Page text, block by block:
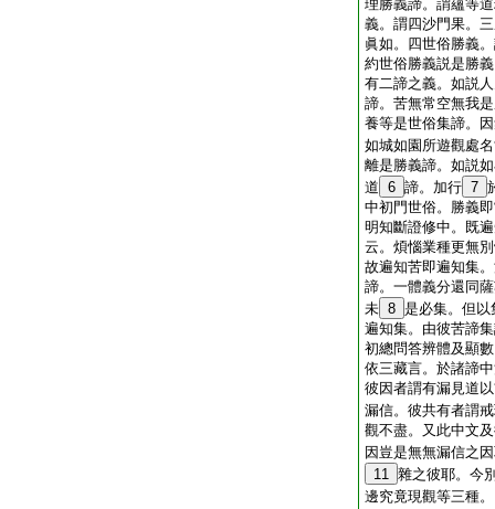
理勝義諦。謂蘊等
義。謂四沙門果。
眞如。四世俗勝義
約世俗勝義説是勝
有二諦之義。如説
諦。苦無常空無我
養等是世俗集諦。
如城如園所遊觀處
離是勝義諦。如説
道 6 諦。加行 7
中初門世俗。勝義
明知斷證修中。既
云。煩惱業種更無
故遍知苦即遍知集
諦。一體義分還同
未 8 是必集。但以
遍知集。由彼苦諦
初總問答辨體及顯
依三藏言。於諸諦
彼因者謂有漏見道
漏信。彼共有者謂
觀不盡。又此中文
因豈是無無漏信之
11 雜之彼耶。今
邊究竟現觀等三種